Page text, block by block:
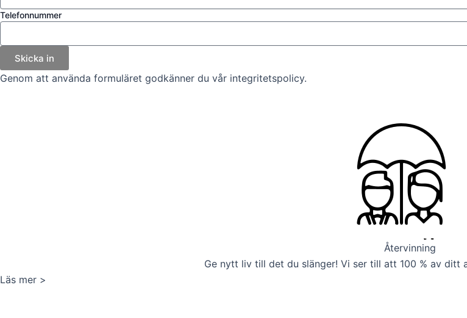
Telefonnummer
Skicka in
Genom att använda formuläret godkänner du vår integritetspolicy.
Återvinning
Ge nytt liv till det du slänger! Vi ser till att 100 % av ditt
Läs mer >